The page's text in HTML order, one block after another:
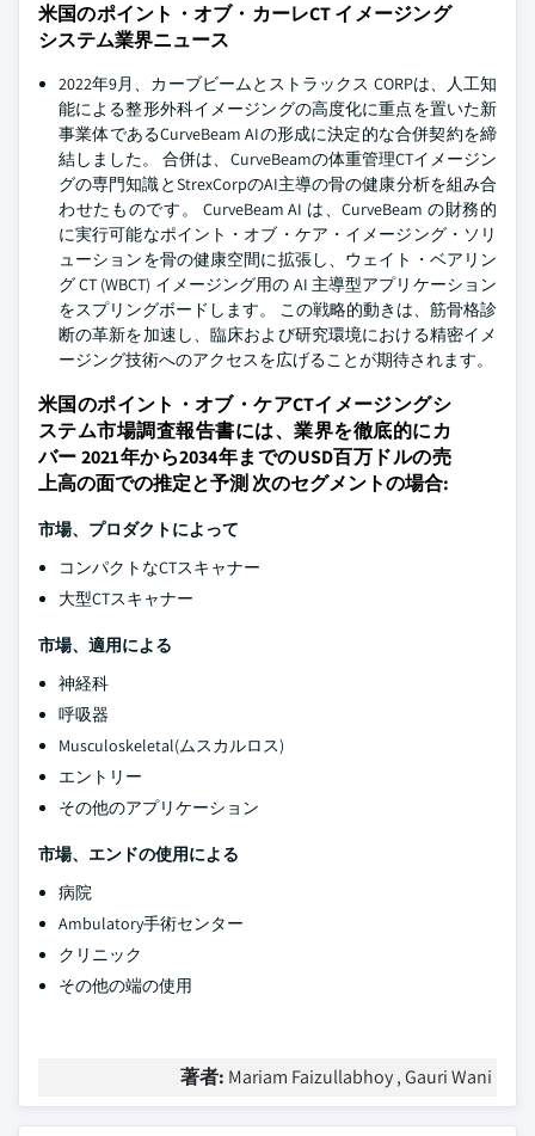
米国のポイント・オブ・カーレCT イメージング
システム業界ニュース
2022年9月、カーブビームとストラックス CORPは、人工知
能による整形外科イメージングの高度化に重点を置いた新
事業体であるCurveBeam AIの形成に決定的な合併契約を締
結しました。 合併は、CurveBeamの体重管理CTイメージン
グの専門知識とStrexCorpのAI主導の骨の健康分析を組み合
わせたものです。 CurveBeam AI は、CurveBeam の財務的
に実行可能なポイント・オブ・ケア・イメージング・ソリ
ューションを骨の健康空間に拡張し、ウェイト・ベアリン
グ CT (WBCT) イメージング用の AI 主導型アプリケーション
をスプリングボードします。 この戦略的動きは、筋骨格診
断の革新を加速し、臨床および研究環境における精密イメ
ージング技術へのアクセスを広げることが期待されます。
米国のポイント・オブ・ケアCTイメージングシ
ステム市場調査報告書には、業界を徹底的にカ
バー 2021年から2034年までのUSD百万ドルの売
上高の面での推定と予測 次のセグメントの場合:
市場、プロダクトによって
コンパクトなCTスキャナー
大型CTスキャナー
市場、適用による
神経科
呼吸器
Musculoskeletal(ムスカルロス)
エントリー
その他のアプリケーション
市場、エンドの使用による
病院
Ambulatory手術センター
クリニック
その他の端の使用
著者: Mariam Faizullabhoy , Gauri Wani